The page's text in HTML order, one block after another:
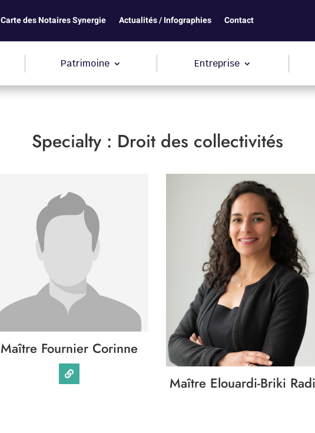
Carte des Notaires Synergie Actualités / Infographies Contact
Patrimoine Entreprise
Specialty : Droit des collectivités
Maître Fournier Corinne
Maître Elouardi-Briki